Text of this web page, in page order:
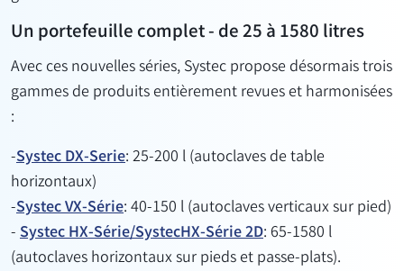
Un portefeuille complet - de 25 à 1580 litres
Avec ces nouvelles séries, Systec propose désormais trois
gammes de produits entièrement revues et harmonisées
:
-Systec DX-Serie: 25-200 l (autoclaves de table
horizontaux)
-Systec VX-Série: 40-150 l (autoclaves verticaux sur pied)
-Systec HX-Série/SystecHX-Série 2D: 65-1580 l
(autoclaves horizontaux sur pieds et passe-plats).